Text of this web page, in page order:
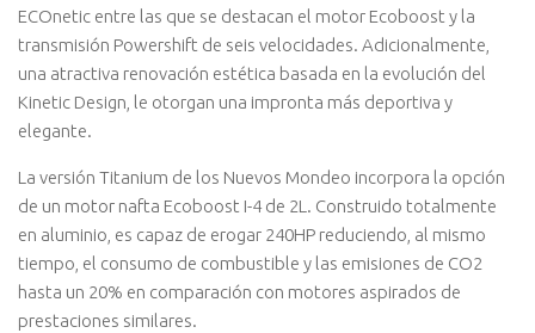
ECOnetic entre las que se destacan el motor Ecoboost y la
transmisión Powershift de seis velocidades. Adicionalmente,
una atractiva renovación estética basada en la evolución del
Kinetic Design, le otorgan una impronta más deportiva y
elegante.
La versión Titanium de los Nuevos Mondeo incorpora la opción
de un motor nafta Ecoboost I-4 de 2L. Construido totalmente
en aluminio, es capaz de erogar 240HP reduciendo, al mismo
tiempo, el consumo de combustible y las emisiones de CO2
hasta un 20% en comparación con motores aspirados de
prestaciones similares.